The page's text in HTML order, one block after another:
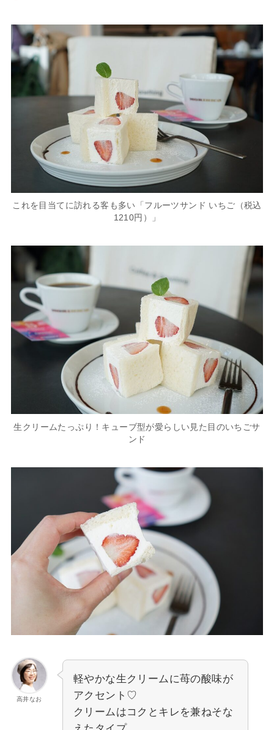
これを目当てに訪れる客も多い「フルーツサンド いちご（税込
1210円）」
生クリームたっぷり！キューブ型が愛らしい見た目のいちごサ
ンド
高井なお
軽やかな生クリームに苺の酸味が
アクセント♡
クリームはコクとキレを兼ねそな